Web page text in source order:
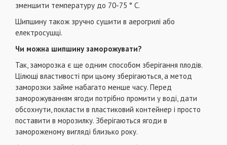
зменшити температуру до 70-75 ° С.
Шипшину також зручно сушити в аерогрилі або
електросушці.
Чи можна шипшину заморожувати?
Так, заморозка є ще одним способом зберігання плодів.
Цілющі властивості при цьому зберігаються, а метод
заморозки займе набагато менше часу. Перед
заморожуванням ягоди потрібно промити у воді, дати
обсохнути, покласти в пластиковий контейнер і просто
поставити в морозилку. Зберігаються ягоди в
замороженому вигляді близько року.